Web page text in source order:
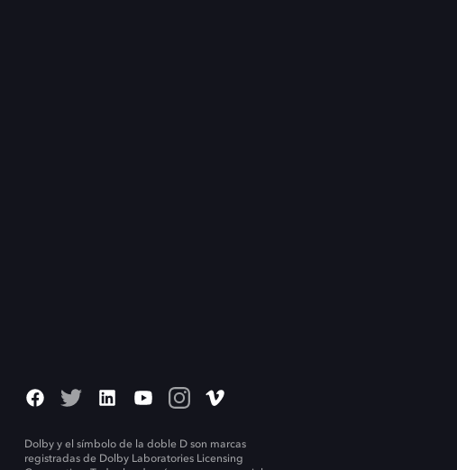
Dolby y el símbolo de la doble D son marcas
registradas de Dolby Laboratories Licensing